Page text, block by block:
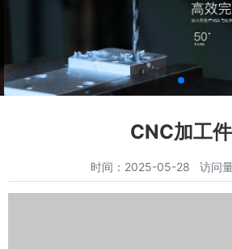
CNC加工件
时间：2025-05-28 访问